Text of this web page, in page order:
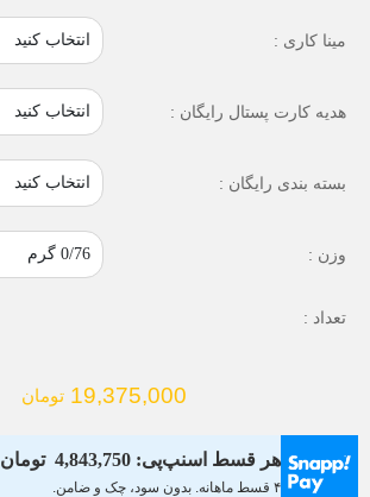
مینا کاری :
هدیه کارت پستال رایگان : انتخاب کنید
بسته بندی رایگان :
وزن :
تعداد :
19,375,000 تومان
هر قسط اسنپ‌پی: 4,843,750 تومان
۴ قسط ماهانه. بدون سود، چک و ضامن.